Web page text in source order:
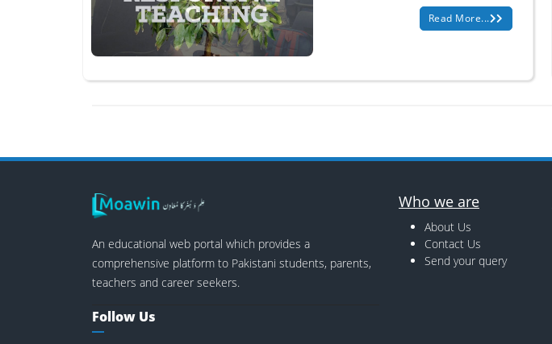
Read More...
An educational web portal which provides a
comprehensive platform to Pakistani students, parents,
teachers and career seekers.
Follow Us
Who we are
About Us
Contact Us
Send your query